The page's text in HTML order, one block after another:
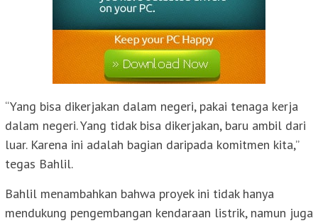
“Yang bisa dikerjakan dalam negeri, pakai tenaga kerja
dalam negeri. Yang tidak bisa dikerjakan, baru ambil dari
luar. Karena ini adalah bagian daripada komitmen kita,”
tegas Bahlil.
Bahlil menambahkan bahwa proyek ini tidak hanya
mendukung pengembangan kendaraan listrik, namun juga